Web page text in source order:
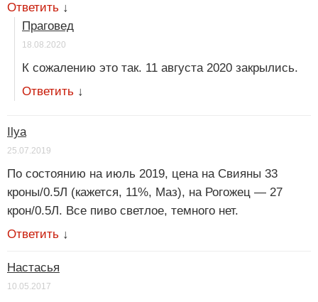
Ответить ↓
Праговед
18.08.2020
К сожалению это так. 11 августа 2020 закрылись.
Ответить ↓
Ilya
25.07.2019
По состоянию на июль 2019, цена на Свияны 33
кроны/0.5Л (кажется, 11%, Маз), на Рогожец — 27
крон/0.5Л. Все пиво светлое, темного нет.
Ответить ↓
Настасья
10.05.2017